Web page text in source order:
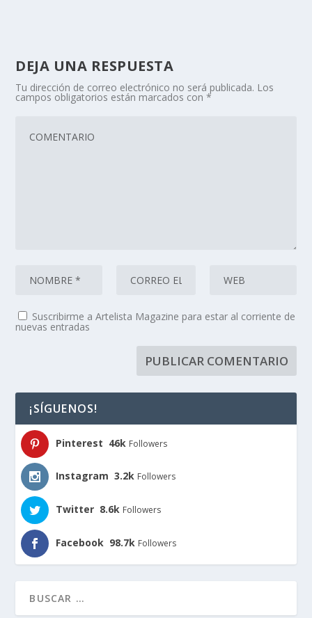
DEJA UNA RESPUESTA
Tu dirección de correo electrónico no será publicada. Los
campos obligatorios están marcados con*
Suscribirme a Artelista Magazine para estar al corriente de
nuevas entradas
¡SÍGUENOS!
Pinterest 46k Followers
Instagram 3.2k Followers
Twitter 8.6k Followers
Facebook 98.7k Followers